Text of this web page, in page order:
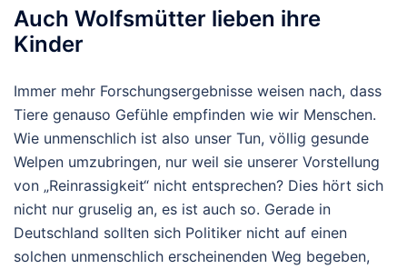
Auch Wolfsmütter lieben ihre
Kinder
Immer mehr Forschungsergebnisse weisen nach, dass
Tiere genauso Gefühle empfinden wie wir Menschen.
Wie unmenschlich ist also unser Tun, völlig gesunde
Welpen umzubringen, nur weil sie unserer Vorstellung
von „Reinrassigkeit“ nicht entsprechen? Dies hört sich
nicht nur gruselig an, es ist auch so. Gerade in
Deutschland sollten sich Politiker nicht auf einen
solchen unmenschlich erscheinenden Weg begeben,